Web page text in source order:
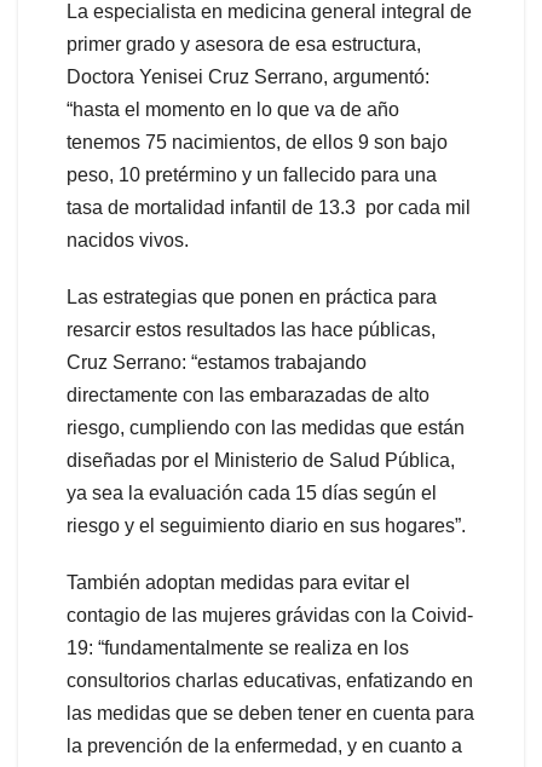
La especialista en medicina general integral de
primer grado y asesora de esa estructura,
Doctora Yenisei Cruz Serrano, argumentó:
“hasta el momento en lo que va de año
tenemos 75 nacimientos, de ellos 9 son bajo
peso, 10 pretérmino y un fallecido para una
tasa de mortalidad infantil de 13.3 por cada mil
nacidos vivos.
Las estrategias que ponen en práctica para
resarcir estos resultados las hace públicas,
Cruz Serrano: “estamos trabajando
directamente con las embarazadas de alto
riesgo, cumpliendo con las medidas que están
diseñadas por el Ministerio de Salud Pública,
ya sea la evaluación cada 15 días según el
riesgo y el seguimiento diario en sus hogares”.
También adoptan medidas para evitar el
contagio de las mujeres grávidas con la Coivid-
19: “fundamentalmente se realiza en los
consultorios charlas educativas, enfatizando en
las medidas que se deben tener en cuenta para
la prevención de la enfermedad, y en cuanto a